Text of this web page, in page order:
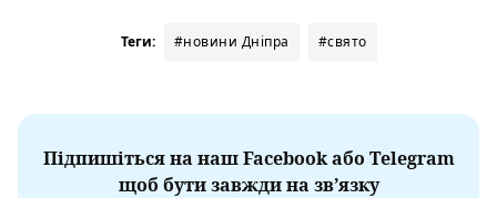
Теги: #новини Дніпра #свято
Підпишіться на наш Facebook або Telegram
щоб бути завжди на зв’язку